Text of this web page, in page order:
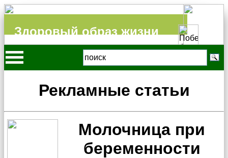
Здоровый образ жизни
Рекламные статьи
Молочница при
беременности